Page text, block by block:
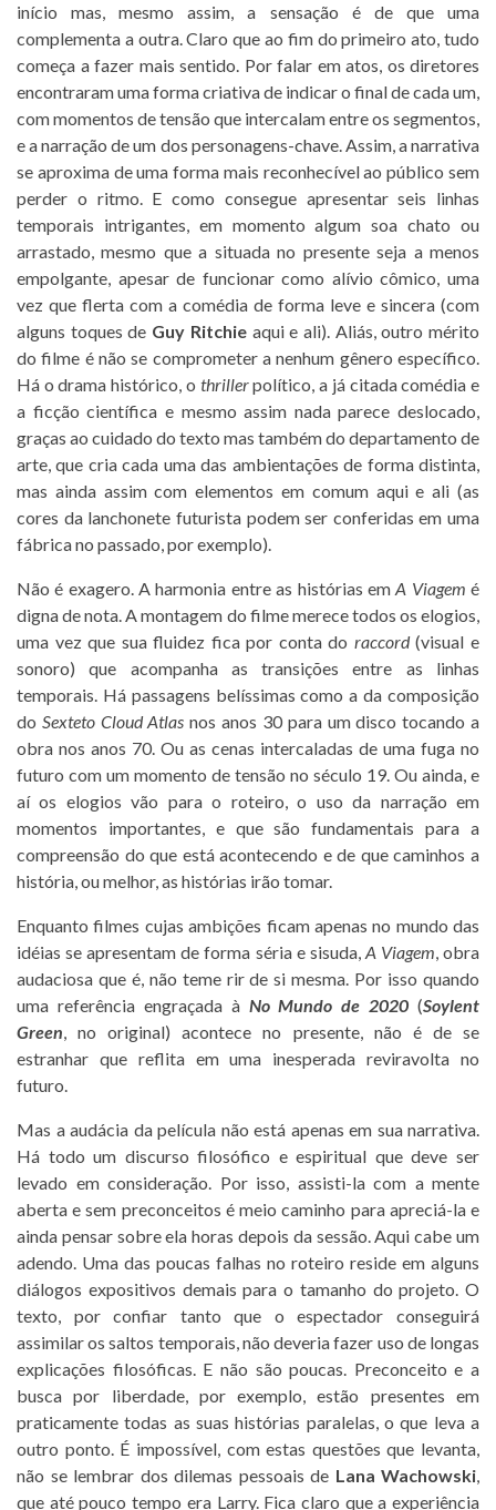
início mas, mesmo assim, a sensação é de que uma
complementa a outra. Claro que ao fim do primeiro ato, tudo
começa a fazer mais sentido. Por falar em atos, os diretores
encontraram uma forma criativa de indicar o final de cada um,
com momentos de tensão que intercalam entre os segmentos,
e a narração de um dos personagens-chave. Assim, a narrativa
se aproxima de uma forma mais reconhecível ao público sem
perder o ritmo. E como consegue apresentar seis linhas
temporais intrigantes, em momento algum soa chato ou
arrastado, mesmo que a situada no presente seja a menos
empolgante, apesar de funcionar como alívio cômico, uma
vez que flerta com a comédia de forma leve e sincera (com
alguns toques de Guy Ritchieaqui e ali). Aliás, outro mérito
do filme é não se comprometer a nenhum gênero específico.
Há o drama histórico, o thrillerpolítico, a já citada comédia e
a ficção científica e mesmo assim nada parece deslocado,
graças ao cuidado do texto mas também do departamento de
arte, que cria cada uma das ambientações de forma distinta,
mas ainda assim com elementos em comum aqui e ali (as
cores da lanchonete futurista podem ser conferidas em uma
fábrica no passado, por exemplo).
Não é exagero. A harmonia entre as histórias emA Viagem é
digna de nota. A montagem do filme merece todos os elogios,
uma vez que sua fluidez fica por conta do raccord(visual e
sonoro) que acompanha as transições entre as linhas
temporais. Há passagens belíssimas como a da composição
do Sexteto Cloud Atlas nos anos 30 para um disco tocando a
obra nos anos 70. Ou as cenas intercaladas de uma fuga no
futuro com um momento de tensão no século 19. Ou ainda, e
aí os elogios vão para o roteiro, o uso da narração em
momentos importantes, e que são fundamentais para a
compreensão do que está acontecendo e de que caminhos a
história, ou melhor, as histórias irão tomar.
Enquanto filmes cujas ambições ficam apenas no mundo das
idéias se apresentam de forma séria e sisuda, A Viagem, obra
audaciosa que é, não teme rir de si mesma. Por isso quando
uma referência engraçada à No Mundo de 2020 (Soylent
Green, no original) acontece no presente, não é de se
estranhar que reflita em uma inesperada reviravolta no
futuro.
Mas a audácia da película não está apenas em sua narrativa.
Há todo um discurso filosófico e espiritual que deve ser
levado em consideração. Por isso, assisti-la com a mente
aberta e sem preconceitos é meio caminho para apreciá-la e
ainda pensar sobre ela horas depois da sessão. Aqui cabe um
adendo. Uma das poucas falhas no roteiro reside em alguns
diálogos expositivos demais para o tamanho do projeto. O
texto, por confiar tanto que o espectador conseguirá
assimilar os saltos temporais, não deveria fazer uso de longas
explicações filosóficas. E não são poucas. Preconceito e a
busca por liberdade, por exemplo, estão presentes em
praticamente todas as suas histórias paralelas, o que leva a
outro ponto. É impossível, com estas questões que levanta,
não se lembrar dos dilemas pessoais de Lana Wachowski,
que até pouco tempo era Larry. Fica claro que a experiência